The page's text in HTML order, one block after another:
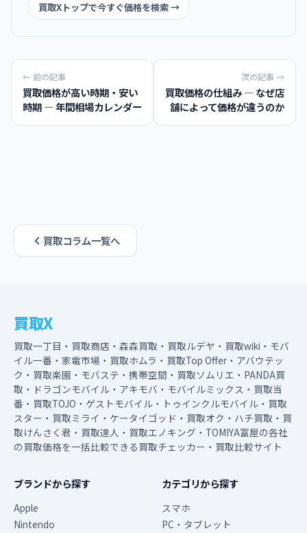
買取Xトップで今すぐ価格を検索 →
← 前の記事
買取価格が高い時期・安い
時期 — 年間相場カレンダー
次の記事 →
買取価格の仕組み — なぜ店
舗によって価格が違うのか
買取コラム一覧へ
買取X
買取一丁目・買取商店・森森買取・買取ルデヤ・買取wiki・モバ
イル一番・家電市場・買取ホムラ・買取Top Offer・アバウテッ
ク・買取楽園・モバステ・携帯空間・買取ソムリエ・PANDA買
取・ドラゴンモバイル・アキモバ・モバイルミックス・買取当
番・買取TOJO・ゲストモバイル・トゥインクルモバイル・買取
スター・買取ミライ・ケータイゴッド・買取オク・ハチ買取・買
取けんさく君・買取達人・買取エノキング・TOMIYA富屋の各社
の買取価格を一括比較できる買取チェッカー・買取比較サイト
ブランドから探す
Apple
Nintendo
カテゴリから探す
スマホ
PC・タブレット